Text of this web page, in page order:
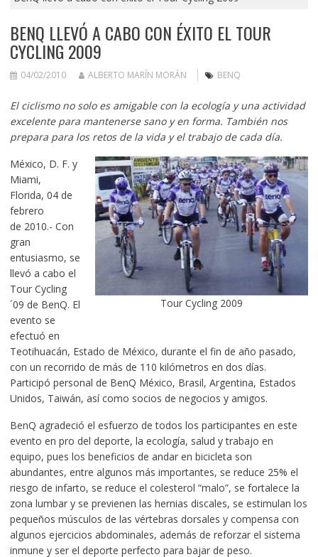
BENQ LLEVÓ A CABO CON ÉXITO EL TOUR
CYCLING 2009
04/02/2010 ALBERTO MARÍN MORÁN BENQ
El ciclismo no solo es amigable con la ecología y una actividad
excelente para mantenerse sano y en forma. También nos
prepara para los retos de la vida y el trabajo de cada día.
Tour Cycling 2009
México, D. F. y
Miami,
Florida, 04 de
febrero
de 2010.- Con
gran
entusiasmo, se
llevó a cabo el
Tour Cycling
´09 de BenQ. El
evento se
efectuó en
Teotihuacán, Estado de México, durante el fin de año pasado,
con un recorrido de más de 110 kilómetros en dos días.
Participó personal de BenQ México, Brasil, Argentina, Estados
Unidos, Taiwán, así como socios de negocios y amigos.
BenQ agradeció el esfuerzo de todos los participantes en este
evento en pro del deporte, la ecología, salud y trabajo en
equipo, pues los beneficios de andar en bicicleta son
abundantes, entre algunos más importantes, se reduce 25% el
riesgo de infarto, se reduce el colesterol “malo”, se fortalece la
zona lumbar y se previenen las hernias discales, se estimulan los
pequeños músculos de las vértebras dorsales y compensa con
algunos ejercicios abdominales, además de reforzar el sistema
inmune y ser el deporte perfecto para bajar de peso.